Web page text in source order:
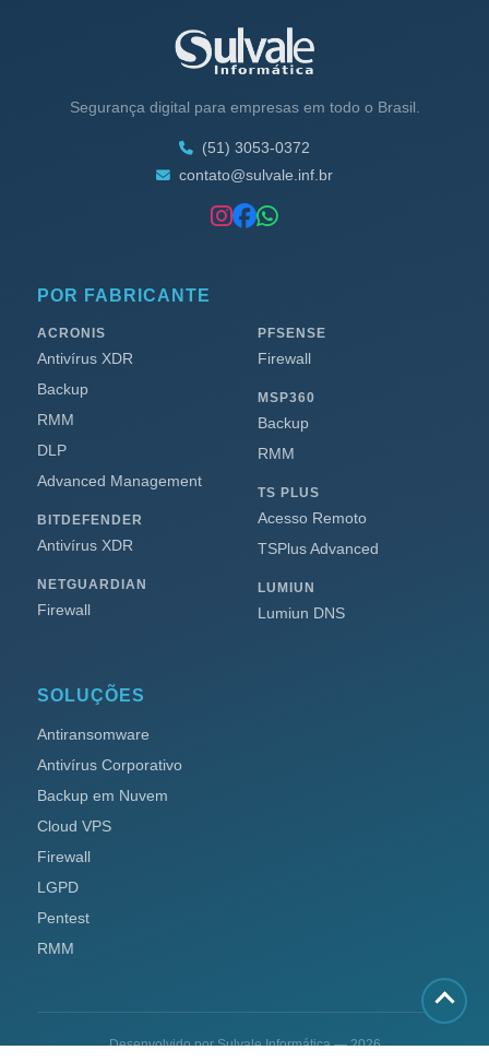
Segurança digital para empresas em todo o Brasil.
(51) 3053-0372
contato@sulvale.inf.br
POR FABRICANTE
ACRONIS
Antivírus XDR
Backup
RMM
DLP
Advanced Management
BITDEFENDER
Antivírus XDR
NETGUARDIAN
Firewall
PFSENSE
Firewall
MSP360
Backup
RMM
TS PLUS
Acesso Remoto
TSPlus Advanced
LUMIUN
Lumiun DNS
SOLUÇÕES
Antiransomware
Antivírus Corporativo
Backup em Nuvem
Cloud VPS
Firewall
LGPD
Pentest
RMM
Desenvolvido por Sulvale Informática — 2026